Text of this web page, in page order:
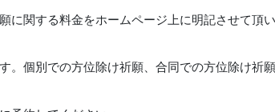
に関する料金をホームページ上に明記させて頂
。個別での方位除け祈願、合同での方位除け祈